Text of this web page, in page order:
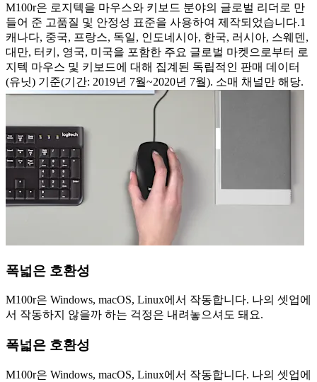
M100r은 로지텍을 마우스와 키보드 분야의 글로벌 리더로 만
들어 준 고품질 및 안정성 표준을 사용하여 제작되었습니다.1
캐나다, 중국, 프랑스, 독일, 인도네시아, 한국, 러시아, 스웨덴,
대만, 터키, 영국, 미국을 포함한 주요 글로벌 마켓으로부터 로
지텍 마우스 및 키보드에 대해 집계된 독립적인 판매 데이터
(유닛) 기준(기간: 2019년 7월~2020년 7월). 소매 채널만 해당.
폭넓은 호환성
M100r은 Windows, macOS, Linux에서 작동합니다. 나의 셋업에
서 작동하지 않을까 하는 걱정은 내려놓으셔도 돼요.
폭넓은 호환성
M100r은 Windows, macOS, Linux에서 작동합니다. 나의 셋업에